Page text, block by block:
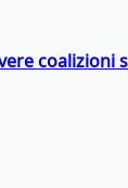
coalizioni